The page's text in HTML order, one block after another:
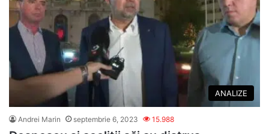
ANALIZE
Andrei Marin septembrie 6, 2023 15.988